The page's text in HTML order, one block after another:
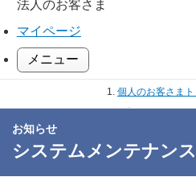
法人のお客さま
マイページ
メニュー
個人のお客さま
お知らせ
お知らせ
システムメンテナン